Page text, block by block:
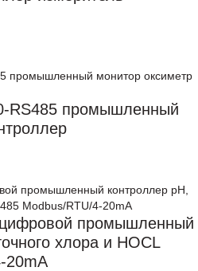
RS485 промышленный
промышленный
хлора и HOCL
20mA